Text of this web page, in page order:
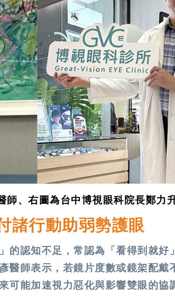
、右圖為台中博視眼科院長鄭力
諸行動助弱勢護眼
的認知不足，常認為「看得到就好
醫師表示，若鏡片度數或鏡架配戴
可能加速視力惡化與影響雙眼的協